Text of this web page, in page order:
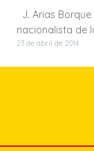
J. Arias
nacionalista de
23 de abril de 2014